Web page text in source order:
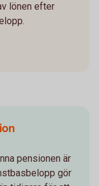
lönen efter
pensionen är
gör